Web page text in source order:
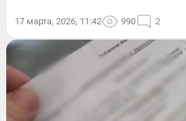
17 марта, 2026, 11:42 990 2